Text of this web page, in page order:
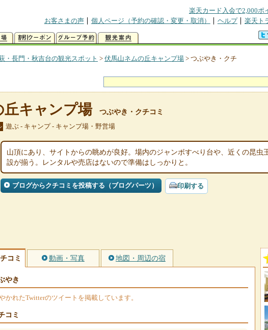
楽天カード入会で2,000ポ
お客さまの声
個人ページ（予約の確認・変更・取消） ヘルプ 楽天ト
・長門・秋吉台の観光スポット > 伏馬山ネムの丘キャンプ場 > つぶやき・クチ
丘キャンプ場 つぶやき・クチコミ
遊ぶ - キャンプ - キャンプ場・野営場
山頂にあり、サイトからの眺めが良好。場内のジャンボすべり台や、近くの昆虫
設が揃う。レンタルや売店はないので準備はしっかりと。
ブログからクチコミを投稿する（ブログパーツ） 印刷する
コミ 動画・写真 地図・周辺の宿
やき
かれたTwitterのツイートを掲載しています。
コミ